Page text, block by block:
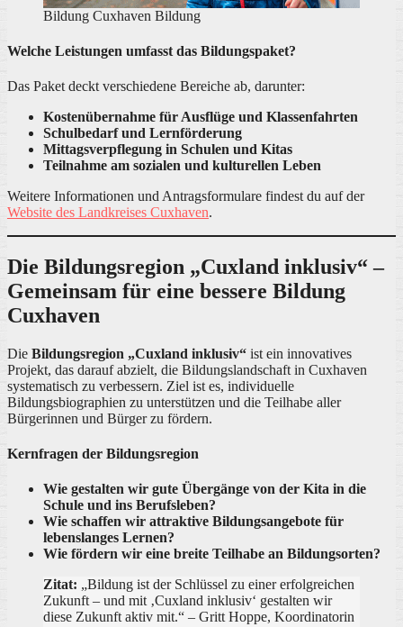
Bildung Cuxhaven Bildung
Welche Leistungen umfasst das Bildungspaket?
Das Paket deckt verschiedene Bereiche ab, darunter:
Kostenübernahme für Ausflüge und Klassenfahrten
Schulbedarf und Lernförderung
Mittagsverpflegung in Schulen und Kitas
Teilnahme am sozialen und kulturellen Leben
Weitere Informationen und Antragsformulare findest du auf der
Website des Landkreises Cuxhaven.
Die Bildungsregion „Cuxland inklusiv“ –
Gemeinsam für eine bessere Bildung
Cuxhaven
Die Bildungsregion „Cuxland inklusiv“ ist ein innovatives
Projekt, das darauf abzielt, die Bildungslandschaft in Cuxhaven
systematisch zu verbessern. Ziel ist es, individuelle
Bildungsbiographien zu unterstützen und die Teilhabe aller
Bürgerinnen und Bürger zu fördern.
Kernfragen der Bildungsregion
Wie gestalten wir gute Übergänge von der Kita in die
Schule und ins Berufsleben?
Wie schaffen wir attraktive Bildungsangebote für
lebenslanges Lernen?
Wie fördern wir eine breite Teilhabe an Bildungsorten?
Zitat: „Bildung ist der Schlüssel zu einer erfolgreichen
Zukunft – und mit ‚Cuxland inklusiv‘ gestalten wir
diese Zukunft aktiv mit.“ – Gritt Hoppe, Koordinatorin